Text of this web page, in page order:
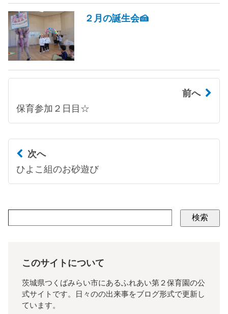
２月の誕生会🍰
前へ
保育参加２日目☆
次へ
ひよこ組のお砂遊び
検索
このサイトについて
茨城県つくばみらい市にあるふれあい第２保育園の公
式サイトです。日々のの出来事をブログ形式で更新し
ています。